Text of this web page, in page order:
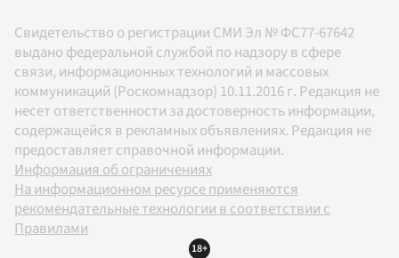
Свидетельство о регистрации СМИ Эл № ФС77-67642
выдано федеральной службой по надзору в сфере
связи, информационных технологий и массовых
коммуникаций (Роскомнадзор) 10.11.2016 г. Редакция не
несет ответственности за достоверность информации,
содержащейся в рекламных объявлениях. Редакция не
предоставляет справочной информации.
Информация об ограничениях
На информационном ресурсе применяются
рекомендательные технологии в соответствии с
Правилами
18+